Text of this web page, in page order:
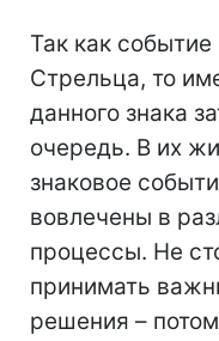
Так как
Стрельца, то
данного знака
очередь. В их
знаковое
вовлечены в
процессы. Не
принимать
решения –